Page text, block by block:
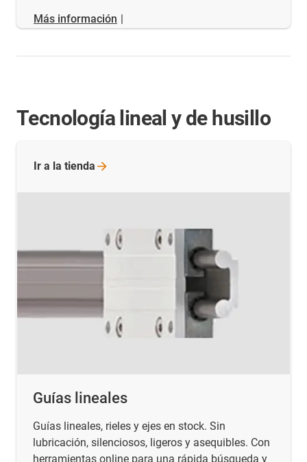
Más información
Tecnología lineal y de husillo
Guías lineales
Guías lineales, rieles y ejes en stock. Sin
lubricación, silenciosos, ligeros y asequibles. Con
herramientas online para una rápida búsqueda y
Ir a la tienda